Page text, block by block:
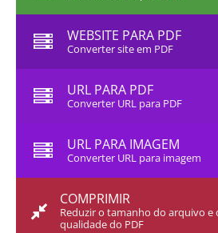
WEBSITE PARA PDF
Converter site em PDF
URL PARA PDF
Converter URL para PDF
URL PARA IMAGEM
Converter URL para imagem
COMPRIMIR
Reduzir o tamanho do arquivo
qualidade do PDF